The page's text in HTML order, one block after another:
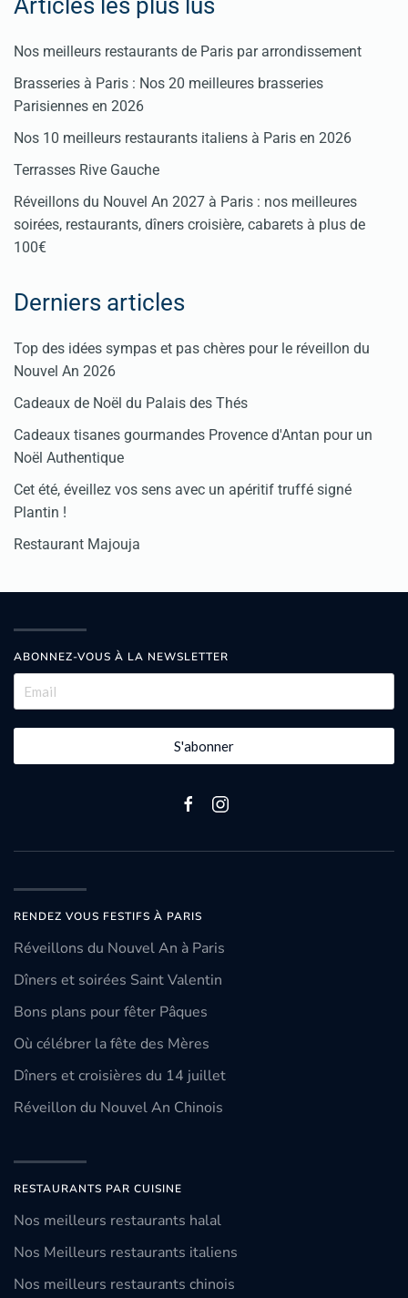
Articles les plus lus
Nos meilleurs restaurants de Paris par arrondissement
Brasseries à Paris : Nos 20 meilleures brasseries
Parisiennes en 2026
Nos 10 meilleurs restaurants italiens à Paris en 2026
Terrasses Rive Gauche
Réveillons du Nouvel An 2027 à Paris : nos meilleures
soirées, restaurants, dîners croisière, cabarets à plus de
100€
Derniers articles
Top des idées sympas et pas chères pour le réveillon du
Nouvel An 2026
Cadeaux de Noël du Palais des Thés
Cadeaux tisanes gourmandes Provence d'Antan pour un
Noël Authentique
Cet été, éveillez vos sens avec un apéritif truffé signé
Plantin !
Restaurant Majouja
ABONNEZ-VOUS À LA NEWSLETTER
S'abonner
RENDEZ VOUS FESTIFS À PARIS
Réveillons du Nouvel An à Paris
Dîners et soirées Saint Valentin
Bons plans pour fêter Pâques
Où célébrer la fête des Mères
Dîners et croisières du 14 juillet
Réveillon du Nouvel An Chinois
RESTAURANTS PAR CUISINE
Nos meilleurs restaurants halal
Nos Meilleurs restaurants italiens
Nos meilleurs restaurants chinois